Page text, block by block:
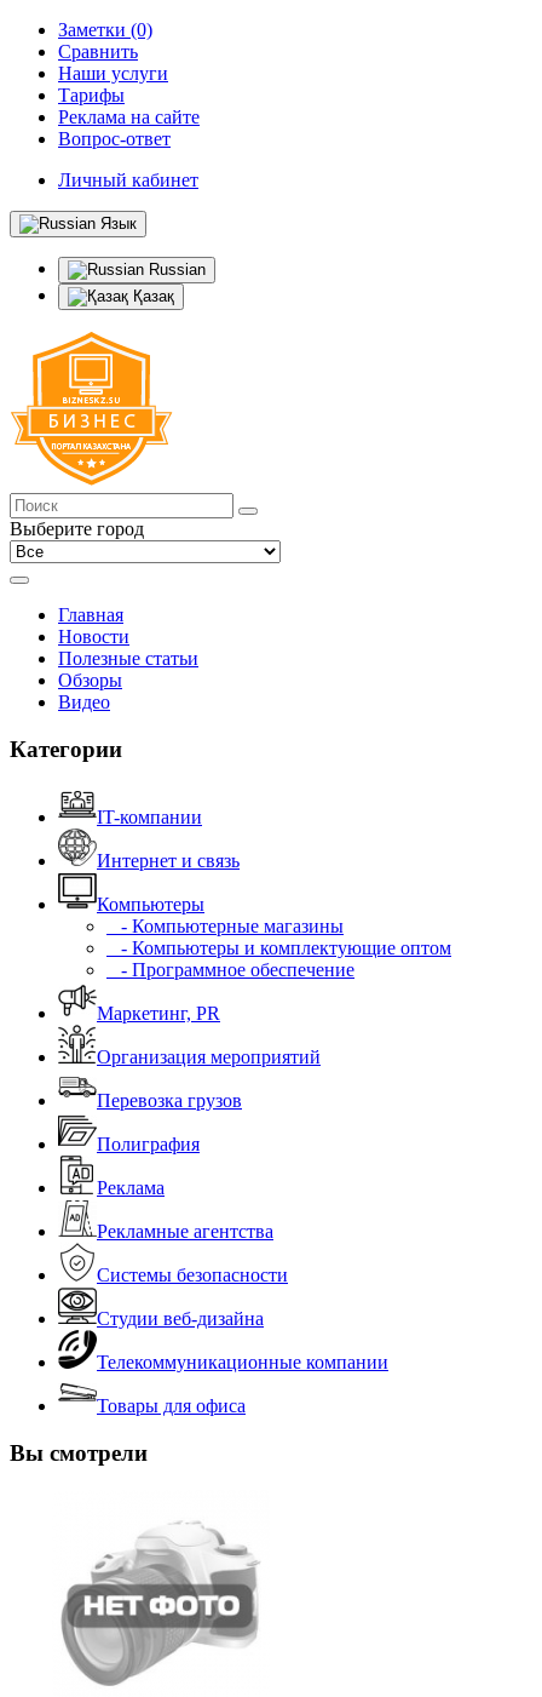
Заметки (0)
Сравнить
Наши услуги
Тарифы
Реклама на сайте
Вопрос-ответ
Личный кабинет
Язык
Russian
Қазақ
Выберите город
Главная
Новости
Полезные статьи
Обзоры
Видео
Категории
IT-компании
Интернет и связь
Компьютеры
- Компьютерные магазины
- Компьютеры и комплектующие оптом
- Программное обеспечение
Маркетинг, PR
Организация мероприятий
Перевозка грузов
Полиграфия
Реклама
Рекламные агентства
Системы безопасности
Студии веб-дизайна
Телекоммуникационные компании
Товары для офиса
Вы смотрели